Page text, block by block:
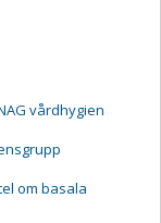
vårdhygien
om basala